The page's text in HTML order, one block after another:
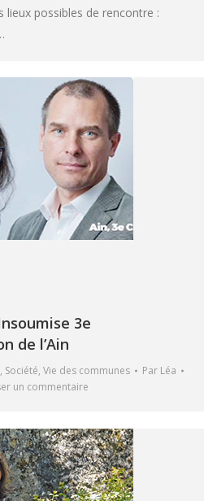
lieux possibles de rencontre :
3e
de l’Ain
, Société, Vie des communes Par Léa
un commentaire